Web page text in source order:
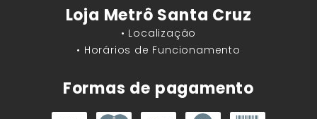
Loja Metrô Santa Cruz
• Localização
• Horários de Funcionamento
Formas de pagamento